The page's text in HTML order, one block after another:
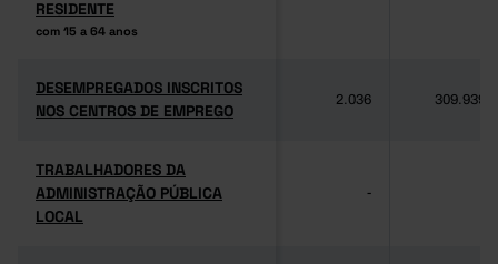
RESIDENTE
com 15 a 64 anos
RESIDENTE
com 15 a 64 anos
DESEMPREGADOS INSCRITOS
NOS CENTROS DE EMPREGO
DESEMPREGADOS INSCRITOS
NOS CENTROS DE EMPREGO
2.036 309.939
TRABALHADORES DA
ADMINISTRAÇÃO PÚBLICA
LOCAL
TRABALHADORES DA
ADMINISTRAÇÃO PÚBLICA
LOCAL
-